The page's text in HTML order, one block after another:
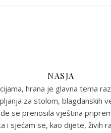
NASJA
hrana je glavna tema
za stolom, blagdanskih
se prenosila vještina
i sjećam se, kao dijete, živih